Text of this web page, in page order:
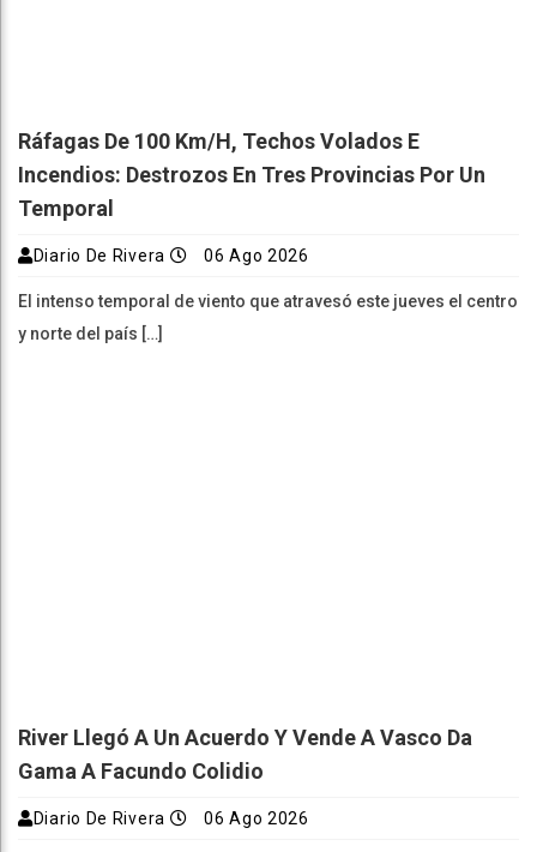
Ráfagas De 100 Km/h, Techos Volados E
Incendios: Destrozos En Tres Provincias Por Un
Temporal
Diario De Rivera 06 Ago 2026
El intenso temporal de viento que atravesó este jueves el centro
y norte del país […]
River Llegó A Un Acuerdo Y Vende A Vasco Da
Gama A Facundo Colidio
Diario De Rivera 06 Ago 2026